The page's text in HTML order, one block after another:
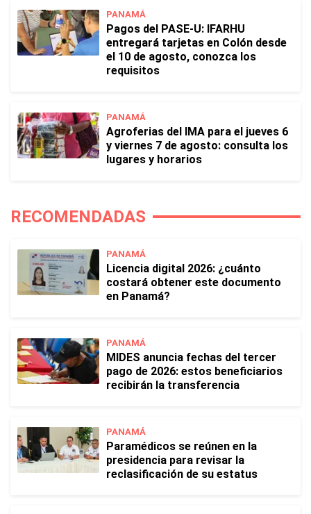
PANAMÁ
Pagos del PASE-U: IFARHU
entregará tarjetas en Colón desde
el 10 de agosto, conozca los
requisitos
PANAMÁ
Agroferias del IMA para el jueves 6
y viernes 7 de agosto: consulta los
lugares y horarios
RECOMENDADAS
PANAMÁ
Licencia digital 2026: ¿cuánto
costará obtener este documento
en Panamá?
PANAMÁ
MIDES anuncia fechas del tercer
pago de 2026: estos beneficiarios
recibirán la transferencia
PANAMÁ
Paramédicos se reúnen en la
presidencia para revisar la
reclasificación de su estatus